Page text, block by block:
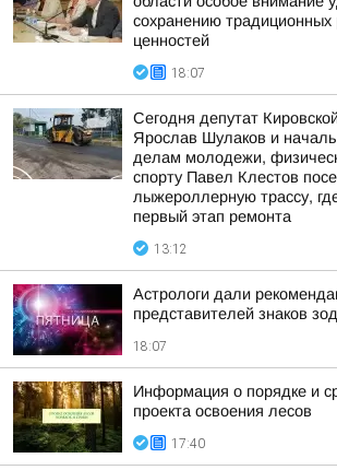
сохранению традиционных
ценностей
18:07
Сегодня депутат
Ярослав Шулаков и
делам молодежи,
спорту Павел Клестов
лыжероллерную трассу,
первый этап ремонта
13:12
Астрологи дали
представителей знаков
18:07
Информация о порядке и
проекта освоения лесов
17:40